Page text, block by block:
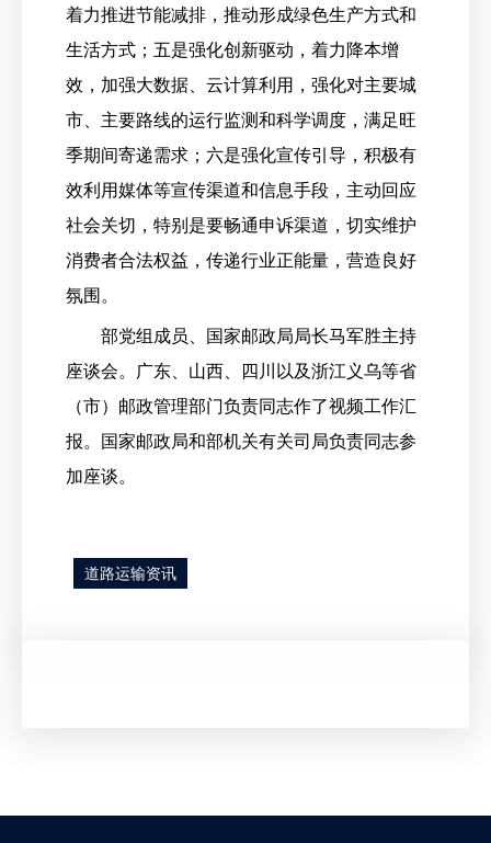
着力推进节能减排，推动形成绿色生产方式和
生活方式；五是强化创新驱动，着力降本增
效，加强大数据、云计算利用，强化对主要城
市、主要路线的运行监测和科学调度，满足旺
季期间寄递需求；六是强化宣传引导，积极有
效利用媒体等宣传渠道和信息手段，主动回应
社会关切，特别是要畅通申诉渠道，切实维护
消费者合法权益，传递行业正能量，营造良好
氛围。
部党组成员、国家邮政局局长马军胜主持
座谈会。广东、山西、四川以及浙江义乌等省
（市）邮政管理部门负责同志作了视频工作汇
报。国家邮政局和部机关有关司局负责同志参
加座谈。
道路运输资讯